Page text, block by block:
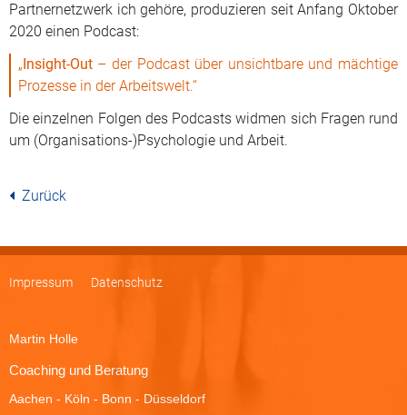
Partnernetzwerk ich gehöre, produzieren seit Anfang Oktober
2020 einen Podcast:
„ Insight-Out– der Podcast über unsichtbare und mächtige
Prozesse in der Arbeitswelt.“
Die einzelnen Folgen des Podcasts widmen sich Fragen rund
um (Organisations-)Psychologie und Arbeit.
Zurück
Impressum Datenschutz
Martin Holle
Coaching und Beratung
Aachen - Köln - Bonn - Düsseldorf